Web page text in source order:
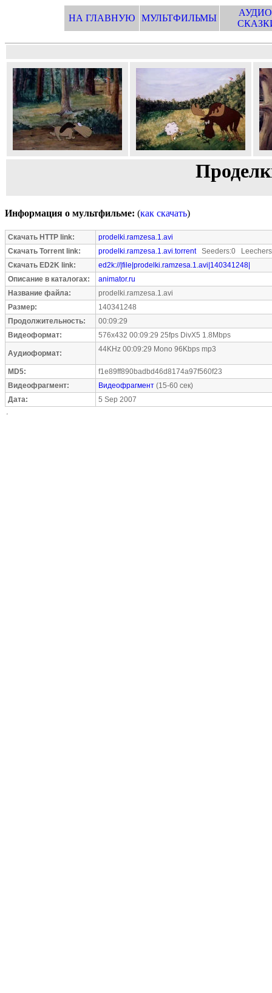
НА ГЛАВНУЮ МУЛЬТФИЛЬМЫ
Информация о мультфильме: (как скачать)
Скачать HTTP link:
prodelki.ramzesa.1.avi
Скачать Torrent link:
prodelki.ramzesa.1.avi.torrentSeeders:0
Скачать ED2K link:
ed2k://|file|prodelki.ramzesa.1.avi|140341248|
Описание в каталогах:
animator.ru
Название файла:
prodelki.ramzesa.1.avi
Размер:
140341248
Продолжительность:
00:09:29
Видеоформат:
576x432 00:09:29 25fps DivX5 1.8Mbps
Аудиоформат: 44KHz 00:09:29 Mono 96Kbps mp3
MD5:
f1e89ff890badbd46d8174a97f560f23
Видеофрагмент:
Видеофрагмент (15-60 сек)
Дата:
5 Sep 2007